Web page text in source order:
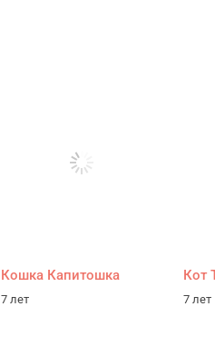
Кошка Капитошка
7 лет
Кот
7 лет